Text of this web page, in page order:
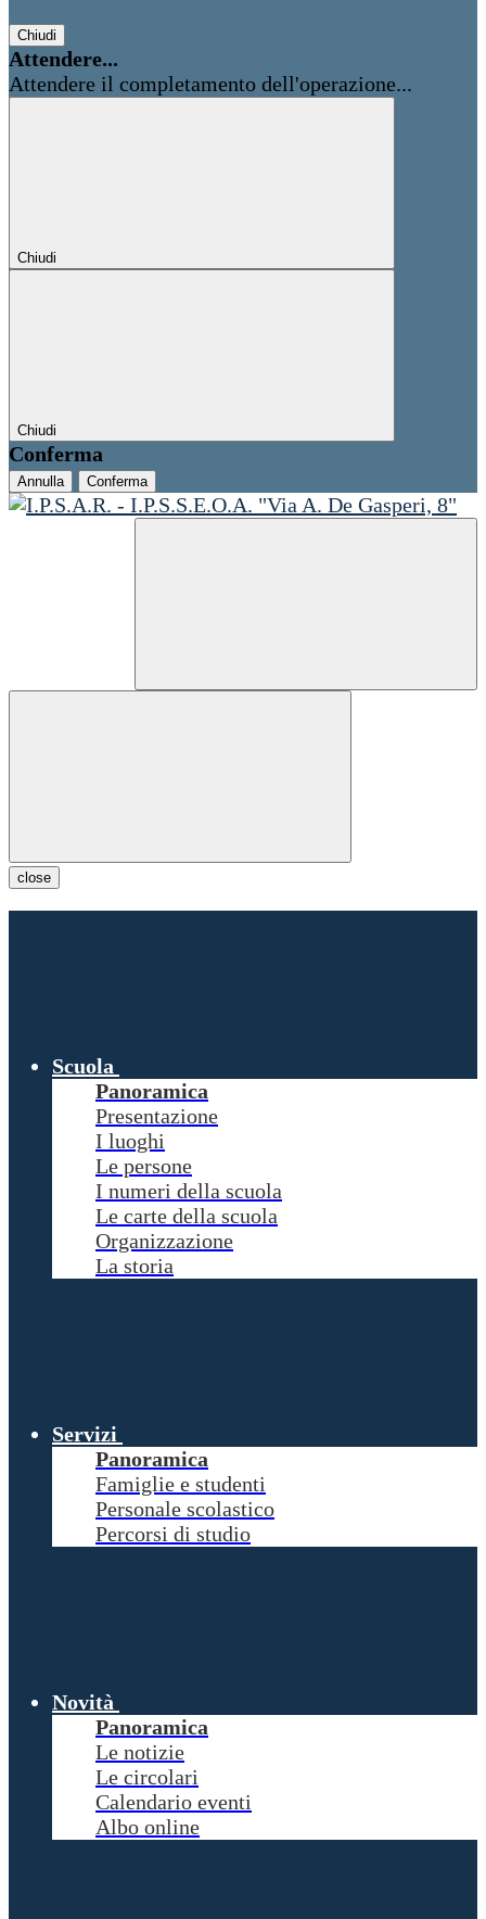
Chiudi
Attendere...
Attendere il completamento dell'operazione...
Chiudi
Chiudi
Conferma
Annulla Conferma
close
Scuola
Panoramica
Presentazione
I luoghi
Le persone
I numeri della scuola
Le carte della scuola
Organizzazione
La storia
Servizi
Panoramica
Famiglie e studenti
Personale scolastico
Percorsi di studio
Novità
Panoramica
Le notizie
Le circolari
Calendario eventi
Albo online